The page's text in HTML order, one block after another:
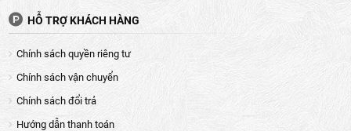
HỖ TRỢ KHÁCH HÀNG
Chính sách quyền riêng tư
Chính sách vận chuyển
Chính sách đổi trả
Hướng dẫn thanh toán